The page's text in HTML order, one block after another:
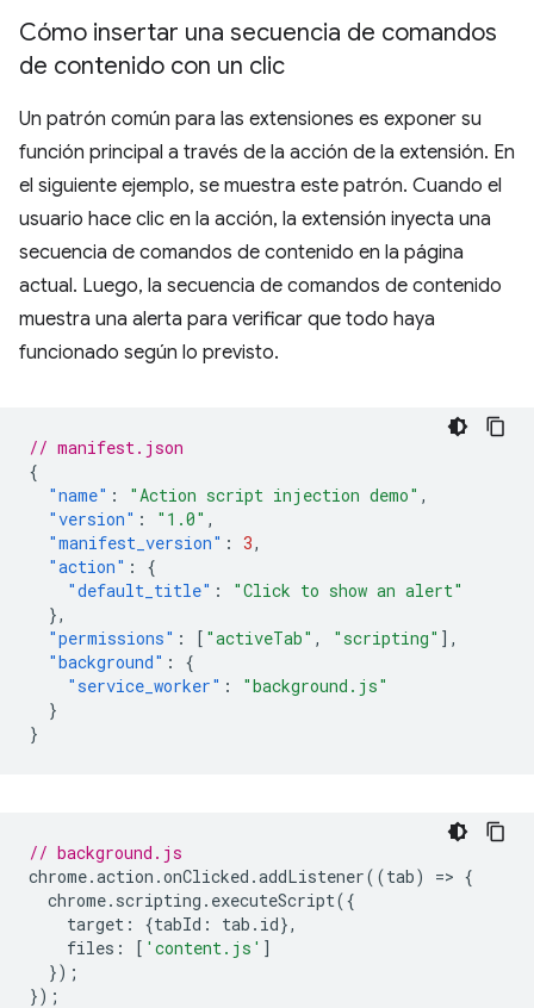
Cómo insertar una secuencia de comandos
de contenido con un clic
Un patrón común para las extensiones es exponer su
función principal a través de la acción de la extensión. En
el siguiente ejemplo, se muestra este patrón. Cuando el
usuario hace clic en la acción, la extensión inyecta una
secuencia de comandos de contenido en la página
actual. Luego, la secuencia de comandos de contenido
muestra una alerta para verificar que todo haya
funcionado según lo previsto.
// manifest.json
{
"name" : "Action script injection demo" ,
"version" : "1.0" ,
"manifest_version" : 3,
"action" :
{
"default_title" :
"Click to show an alert"
},
"permissions" : [ "activeTab" , "scripting" ],
"background" :
{
"service_worker" :
"background.js"
}
}
// background.js
chrome.action .onClicked .addListener((tab) => {
chrome. scripting . executeScript({
target : {tabId : tab . id},
files : [ 'content.js' ]
});
});